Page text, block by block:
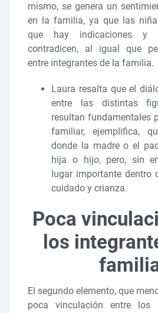
mismo, se genera un
en la familia, ya que las
que hay indicaciones y
contradicen, al igual que
entre integrantes de la familia.
Laura resalta que el
entre las distintas
resultan fundamentales
familiar, ejemplifica,
donde la madre o el
hija o hijo, pero, sin
lugar importante dentro
cuidado y crianza.
Poca
los
El segundo elemento, que
poca vinculación entre los